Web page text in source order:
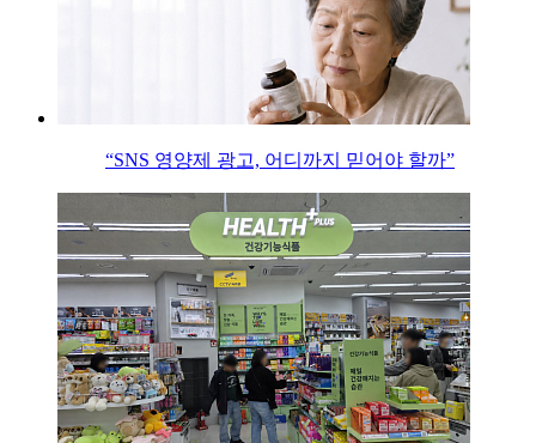
“SNS 영양제 광고, 어디까지 믿어야 할까”